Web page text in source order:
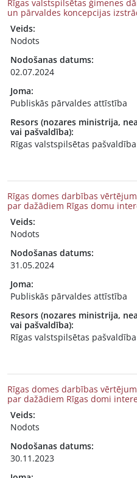
Rīgas valstspilsētas ģimenes
un pārvaldes koncepcijas
Veids:
Nodots
Nodošanas datums:
02.07.2024
Joma:
Publiskās pārvaldes attīstība
Resors (nozares ministrija,
vai pašvaldība):
Rīgas valstspilsētas pašvaldība
Rīgas domes darbības
par dažādiem Rīgas domu
Veids:
Nodots
Nodošanas datums:
31.05.2024
Joma:
Publiskās pārvaldes attīstība
Resors (nozares ministrija,
vai pašvaldība):
Rīgas valstspilsētas pašvaldība
Rīgas domes darbības
par dažādiem Rīgas domi
Veids:
Nodots
Nodošanas datums:
30.11.2023